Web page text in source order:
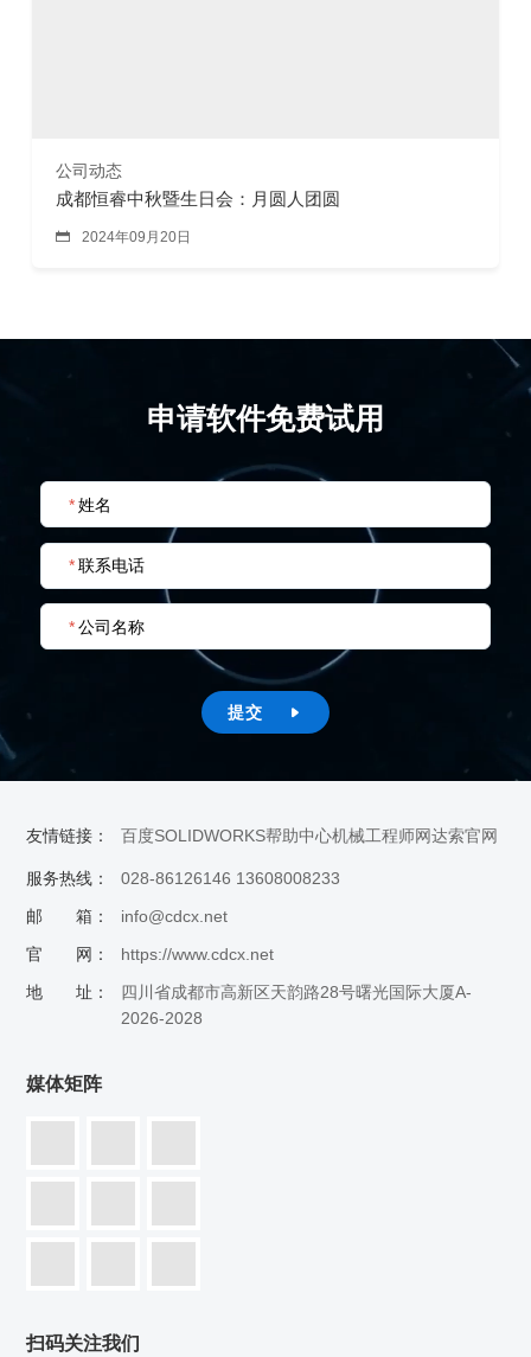
公司动态
成都恒睿中秋暨生日会：月圆人团圆
 2024年09月20日
申请软件免费试用
* 姓名
* 联系电话
* 公司名称
提交 
友情链接： 百度SOLIDWORKS帮助中心机械工程师网达索官网
服务热线：
028-86126146 13608008233
邮 箱：
info@cdcx.net
官 网：
https://www.cdcx.net
地 址：
四川省成都市高新区天韵路28号曙光国际大厦A-
2026-2028
媒体矩阵
扫码关注我们